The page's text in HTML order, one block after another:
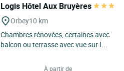
Logis Hôtel Aux Bruyères
Orbey10 km
Chambres rénovées, certaines avec
balcon ou terrasse avec vue sur le
environnants ou côté...
À partir de